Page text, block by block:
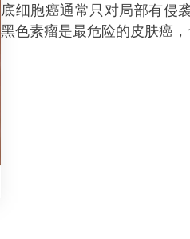
底细胞癌通常只对局部有侵
黑色素瘤是最危险的皮肤癌